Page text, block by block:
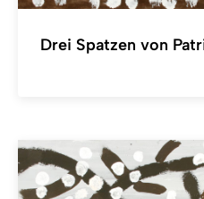
Drei Spatzen von